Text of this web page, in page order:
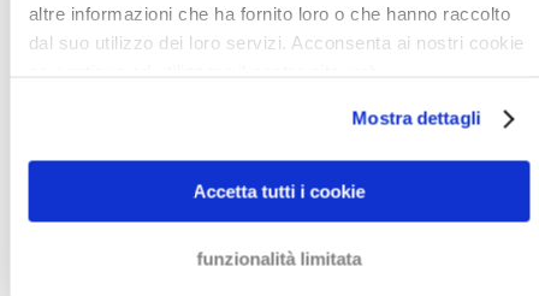
altre informazioni che ha fornito loro o che hanno raccolto
dal suo utilizzo dei loro servizi. Acconsenta ai nostri cookie
Mostra dettagli
Accetta tutti i cookie
funzionalità limitata
possiamo avviare procedimenti legali sulle tue
istruzioni. Annunciare un procedimento legale
Se il debitore si rifiuta di pagare durante la fase
extragiudiziale, dopo aver discusso con voi, possiamo
andare a Corte. Vi forniremo sempre informazioni in